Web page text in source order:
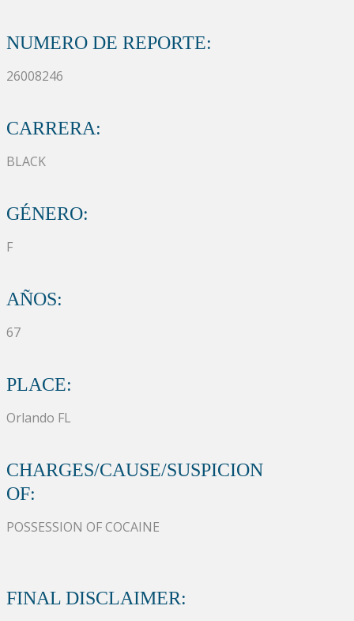
NUMERO DE REPORTE:
26008246
CARRERA:
BLACK
GÉNERO:
F
AÑOS:
67
PLACE:
Orlando FL
CHARGES/CAUSE/SUSPICION
OF:
POSSESSION OF COCAINE
FINAL DISCLAIMER: